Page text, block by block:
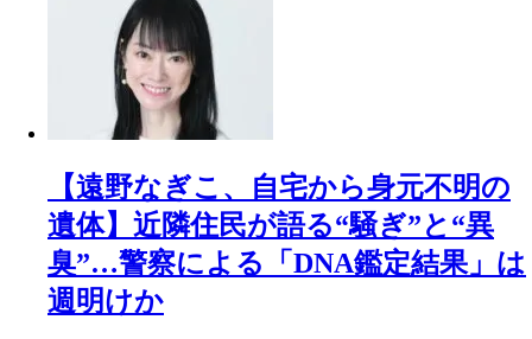
【遠野なぎこ、自宅から身元不明の
遺体】近隣住民が語る“騒ぎ”と“異
臭”…警察による「DNA鑑定結果」は
週明けか